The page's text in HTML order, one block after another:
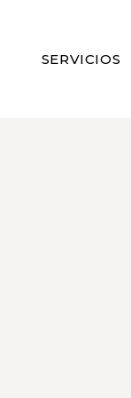
SERVICIOS